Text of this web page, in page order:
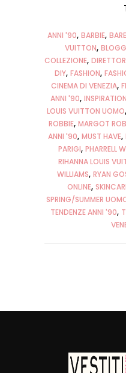
ANNI '90 BARBIE
VUITTON
COLLEZIONE
DIY FASHION
CINEMA DI VENEZIA
ANNI '90 INSPIRATION
LOUIS VUITTON UOMO
ROBBIE MARGOT
ANNI '90 MUST HAVE
PARIGI PHARRELL
RIHANNA LOUIS
WILLIAMS RYAN
ONLINE
SPRING/SUMMER
TENDENZE ANNI '90